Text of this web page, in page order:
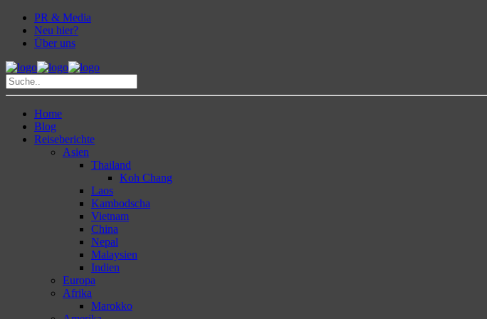
PR & Media
Neu hier?
Über uns
Home
Blog
Reiseberichte
Asien
Thailand
Koh Chang
Laos
Kambodscha
Vietnam
China
Nepal
Malaysien
Indien
Europa
Afrika
Marokko